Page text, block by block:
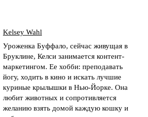
Kelsey Wahl
Уроженка Буффало, сейчас живущая в
Бруклине, Келси занимается контент-
маркетингом. Ее хобби: преподавать
йогу, ходить в кино и искать лучшие
куриные крылышки в Нью-Йорке. Она
любит животных и сопротивляется
желанию взять домой каждую кошку и